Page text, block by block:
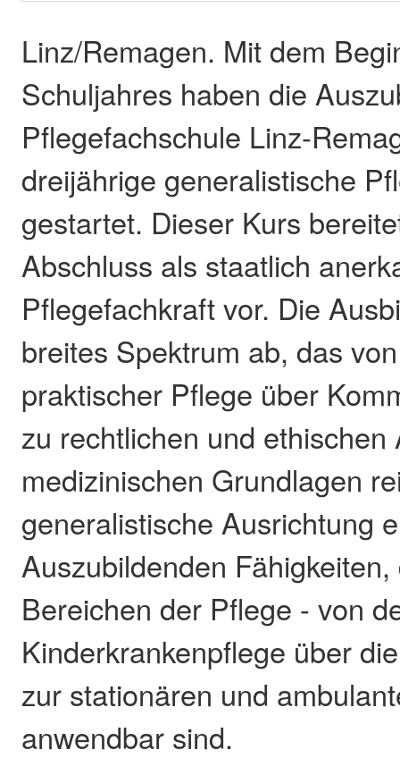
Linz/Remagen. Mit dem
Schuljahres haben die
Pflegefachschule Linz-
dreijährige generalistische
gestartet. Dieser Kurs
Abschluss als staatlich
Pflegefachkraft vor. Die
breites Spektrum ab, das
praktischer Pflege über
zu rechtlichen und ethischen
medizinischen Grundlagen
generalistische Ausrichtung
Auszubildenden
Bereichen der Pflege - von
Kinderkrankenpflege über
zur stationären und
anwendbar sind.